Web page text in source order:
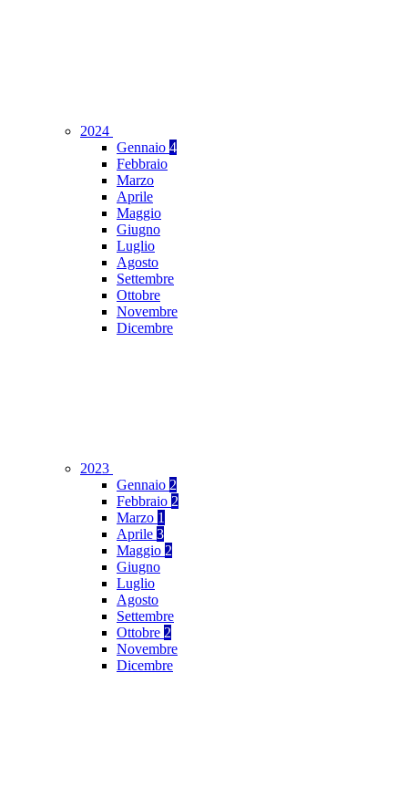
2024
Gennaio 4
Febbraio
Marzo
Aprile
Maggio
Giugno
Luglio
Agosto
Settembre
Ottobre
Novembre
Dicembre
2023
Gennaio 2
Febbraio 2
Marzo 1
Aprile 3
Maggio 2
Giugno
Luglio
Agosto
Settembre
Ottobre 2
Novembre
Dicembre